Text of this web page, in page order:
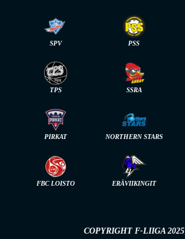
SPV PSS
TPS SSRA
PIRKAT NORTHERN STARS
FBC LOISTO ERÄVIIKINGIT
COPYRIGHT F-LIIGA 2025